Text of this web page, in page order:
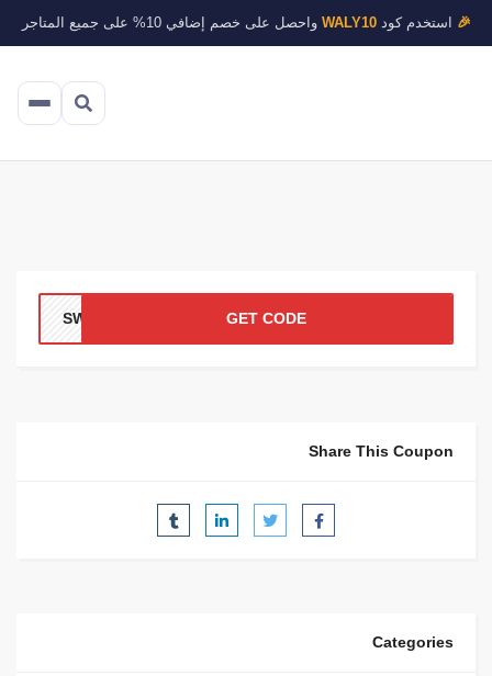
🎉 استخدم كودWALY10 واحصل على خصم إضافي 10% على جميع المتاجر
GET CODE
Share This Coupon
Categories